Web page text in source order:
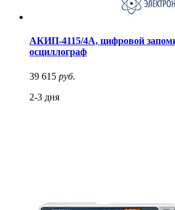
АКИП-4115/4А, цифровой
осциллограф
39 615 руб.
2-3 дня